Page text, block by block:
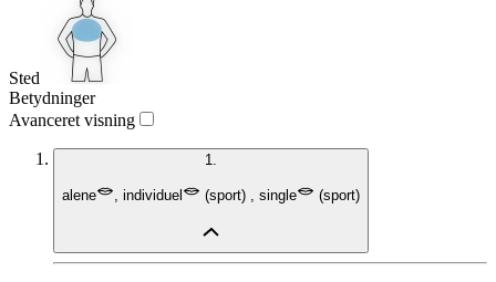
Sted
Betydninger
Avanceret visning
1.
alene , individuel (sport) , single (sport)